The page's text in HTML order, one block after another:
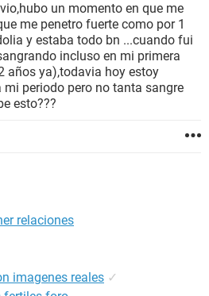
un momento en que me
me penetro fuerte como por 1
y estaba todo bn ...cuando fui
incluso en mi primera
años ya),todavia hoy estoy
periodo pero no tanta sangre
esto???
relaciones
imagenes reales ✓